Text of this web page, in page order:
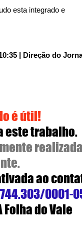
esta integrado e
| Direção do
é útil!
este trabalho.
ao
0001-
Folha do Vale